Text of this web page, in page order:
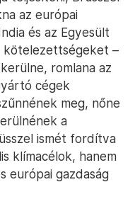
az európai
és az Egyesült
kötelezettségeket –
romlana az
cégek
meg, nőne
a
ismét fordítva
klímacélok, hanem
európai gazdaság